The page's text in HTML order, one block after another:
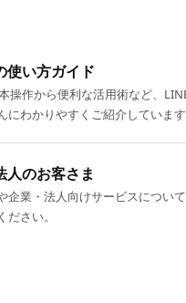
使い方ガイド
操作から便利な活用術など、
にわかりやすくご紹介しています
人のお客さま
企業・法人向けサービスについ
ださい。